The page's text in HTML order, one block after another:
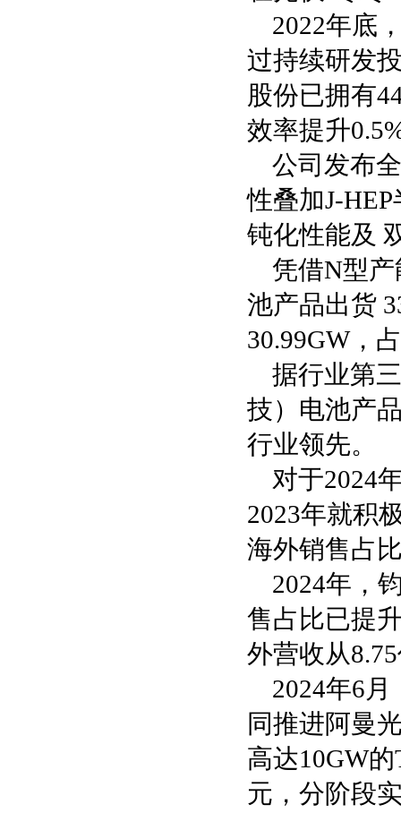
2022年底
过持续研发
股份已拥有
效率提升
公司发布
性叠加J-
钝化性能及
凭借N型
池产品出货
30.99GW，
据行业第
技）电池产
行业领先。
对于2024
2023年就积
海外销售占
2024年，
售占比已提
外营收从
2024年6
同推进阿曼
高达10GW
元，分阶段